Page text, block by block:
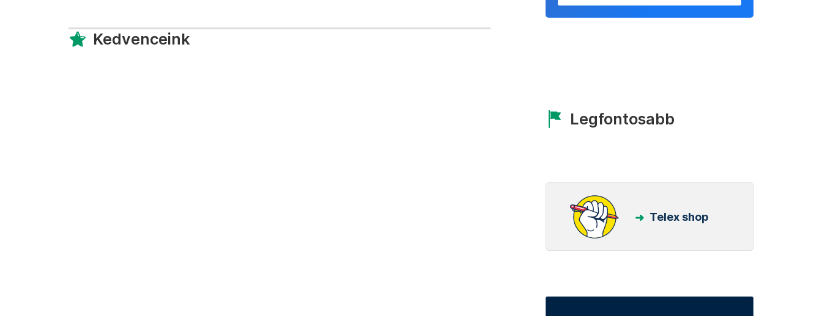
Kedvenceink
Legfontosabb
Telex shop